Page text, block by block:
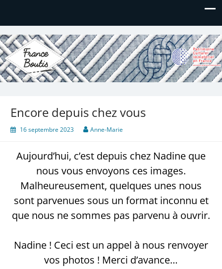
France Boutis
Le site de France Boutis
Encore depuis chez vous
16 septembre 2023 Anne-Marie
Aujourd’hui, c’est depuis chez Nadine que
nous vous envoyons ces images.
Malheureusement, quelques unes nous
sont parvenues sous un format inconnu et
que nous ne sommes pas parvenu à ouvrir.
Nadine ! Ceci est un appel à nous renvoyer
vos photos ! Merci d’avance…